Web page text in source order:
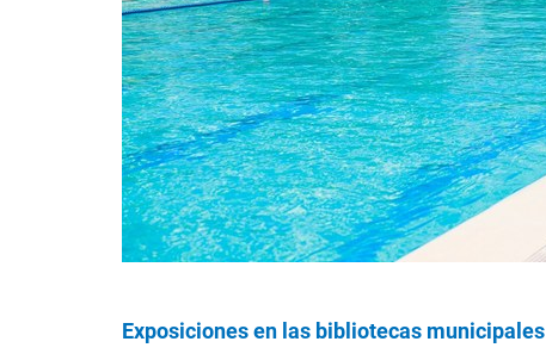
Exposiciones en las bibliotecas municipales